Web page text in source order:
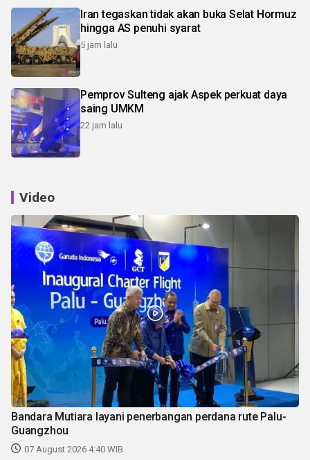
Iran tegaskan tidak akan buka Selat Hormuz
hingga AS penuhi syarat
5 jam lalu
Pemprov Sulteng ajak Aspek perkuat daya
saing UMKM
22 jam lalu
Video
Bandara Mutiara layani penerbangan perdana rute Palu-
Guangzhou
07 August 2026 4:40 WIB